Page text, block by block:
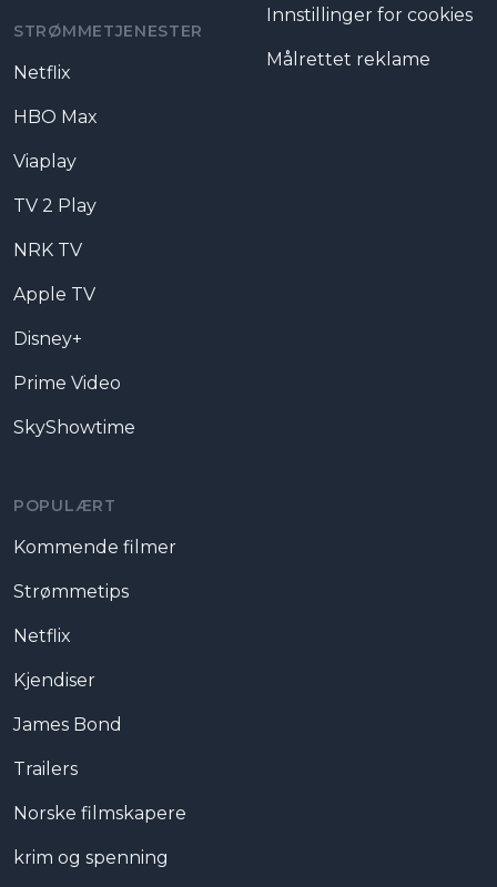
STRØMMETJENESTER
Netflix
HBO Max
Viaplay
TV 2 Play
NRK TV
Apple TV
Disney+
Prime Video
SkyShowtime
POPULÆRT
Kommende filmer
Strømmetips
Netflix
Kjendiser
James Bond
Trailers
Norske filmskapere
krim og spenning
Innstillinger for cookies
Målrettet reklame